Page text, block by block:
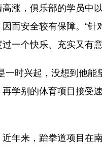
，俱乐部的学员中
而安全较有保障。“
一个快乐、充实又有
时兴起，没想到他能
学别的体育项目接受
来，跆拳道项目在